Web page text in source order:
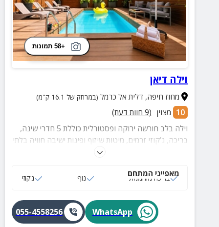
+58 תמונות
וילה דיאן
מחוז חיפה, דלית אל כרמל (במרחק של 16.1 ק"מ)
10 מצוין (
9 חוות דעת)
וילה בלב חורשה ירוקה ופסטורלית כוללת 5 חדרי שינה,
בריכה, ג'קוזי זרמים, מיטות שיזוף ופינות ישיבה חוויה בלתי
נשכחת של שלווה, פרטיות ונוף יפה– הבטיחו את החופשה
מאפייני המתחם
בריכה מוחממת נוף ג‘קוזי
WhatsApp
055-4558256